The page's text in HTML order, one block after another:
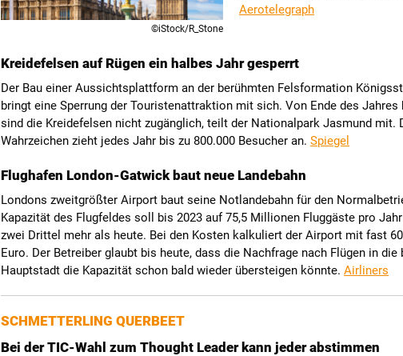
©iStock/R_Stone
Aerotelegraph
Kreidefelsen auf Rügen ein halbes Jahr gesperrt
Der Bau einer Aussichtsplattform an der berühmten Felsformation
bringt eine Sperrung der Touristenattraktion mit sich. Von Ende des
sind die Kreidefelsen nicht zugänglich, teilt der Nationalpark Jasmund mit.
Wahrzeichen zieht jedes Jahr bis zu 800.000 Besucher an. Spiegel
Flughafen London-Gatwick baut neue Landebahn
Londons zweitgrößter Airport baut seine Notlandebahn für den
Kapazität des Flugfeldes soll bis 2023 auf 75,5 Millionen Fluggäste pro
zwei Drittel mehr als heute. Bei den Kosten kalkuliert der Airport mit fast
Euro. Der Betreiber glaubt bis heute, dass die Nachfrage nach Flügen in die
Hauptstadt die Kapazität schon bald wieder übersteigen könnte. Airliners
SCHMETTERLING QUERBEET
Bei der TIC-Wahl zum Thought Leader kann jeder abstimmen